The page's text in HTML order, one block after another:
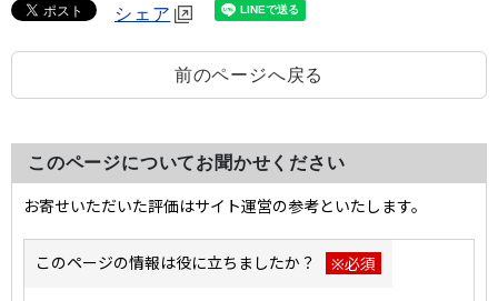
シェア
前のページへ戻る
このページについてお聞かせください